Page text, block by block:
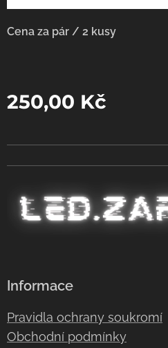
Cena za pár / 2 kusy
250,00 Kč
Informace
Pravidla ochrany soukromí
Obchodní podmínky